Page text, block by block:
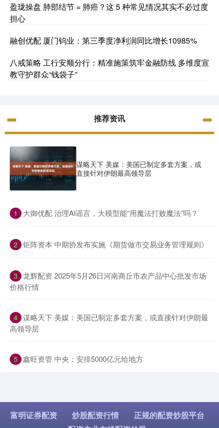
盈珑操盘 肺部结节 = 肺癌？这 5 种常见情况其实不必过度
担心
融创优配 厦门钨业：第三季度净利润同比增长10985%
八戒策略 工行安顺分行：精准施策筑牢金融防线 多维度宣
教守护群众“钱袋子”
推荐资讯
谋略天下 美媒：美国已制定多套方案，或
直接针对伊朗最高领导层
1 ​大御优配 治理AI谣言，大模型能“用魔法打败魔法”吗？
2 ​钜阵资本 中期协发布实施《期货做市交易业务管理规则》
3 ​龙辉配资 2025年5月26日河南商丘市农产品中心批发市场
价格行情
4 ​谋略天下 美媒：美国已制定多套方案，或直接针对伊朗最
高领导层
5 ​鑫旺资管 中央：安排5000亿元给地方
富明证券配资 炒股配资行情
正规的配资炒股平台